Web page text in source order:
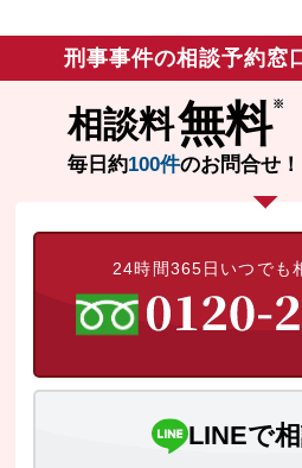
刑事事件の相談予約窓
相談料無料
毎日約100件のお問合せ！
24時間365日いつでも
LINEで